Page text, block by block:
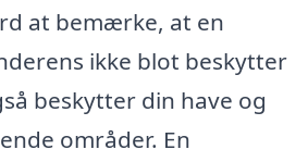
at bemærke, at en
ikke blot beskytter
beskytter din have og
områder. En